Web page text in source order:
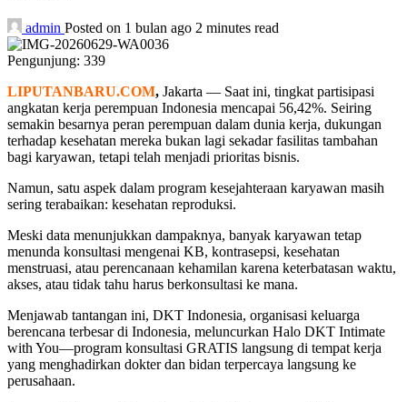
admin Posted on 1 bulan ago 2 minutes read
Pengunjung: 339
LIPUTANBARU.COM, Jakarta — Saat ini, tingkat partisipasi
angkatan kerja perempuan Indonesia mencapai 56,42%. Seiring
semakin besarnya peran perempuan dalam dunia kerja, dukungan
terhadap kesehatan mereka bukan lagi sekadar fasilitas tambahan
bagi karyawan, tetapi telah menjadi prioritas bisnis.
Namun, satu aspek dalam program kesejahteraan karyawan masih
sering terabaikan: kesehatan reproduksi.
Meski data menunjukkan dampaknya, banyak karyawan tetap
menunda konsultasi mengenai KB, kontrasepsi, kesehatan
menstruasi, atau perencanaan kehamilan karena keterbatasan waktu,
akses, atau tidak tahu harus berkonsultasi ke mana.
Menjawab tantangan ini, DKT Indonesia, organisasi keluarga
berencana terbesar di Indonesia, meluncurkan Halo DKT Intimate
with You—program konsultasi GRATIS langsung di tempat kerja
yang menghadirkan dokter dan bidan terpercaya langsung ke
perusahaan.